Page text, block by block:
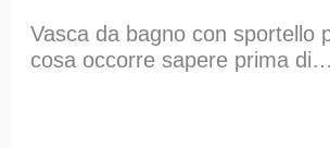
Vasca da bagno con sportello
cosa occorre sapere prima di…